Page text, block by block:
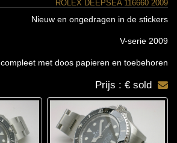
ROLEX DEEPSEA 116660 2009
Nieuw en ongedragen in de stickers
V-serie 2009
compleet met doos papieren en toebehoren
Prijs : € sold